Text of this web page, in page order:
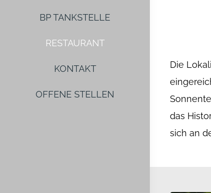
BP TANKSTELLE
RESTAURANT
KONTAKT
OFFENE STELLEN
Die
das
sich an
Parkplätze